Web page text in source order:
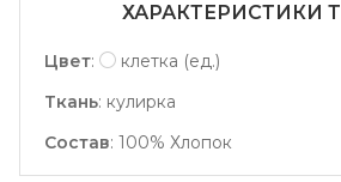
ХАРАКТЕРИСТИКИ
Цвет:
клетка (ед.)
Ткань: кулирка
Состав: 100% Хлопок